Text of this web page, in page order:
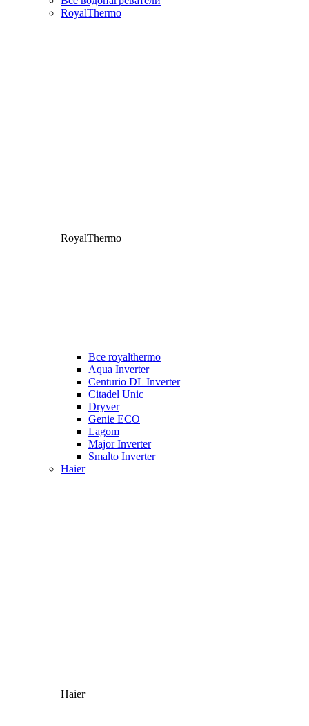
RoyalThermo
RoyalThermo
Все royalthermo
Aqua Inverter
Centurio DL Inverter
Citadel Unic
Dryver
Genie ECO
Lagom
Major Inverter
Smalto Inverter
Haier
Haier